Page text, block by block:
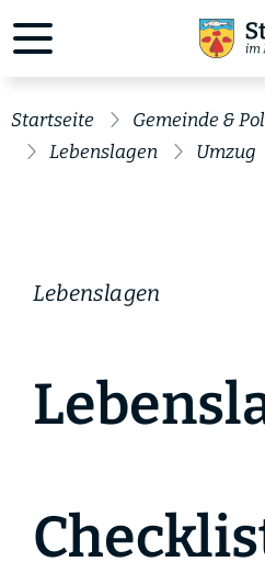
Startseite Gemeinde &
Lebenslagen
Umzug
Lebenslagen